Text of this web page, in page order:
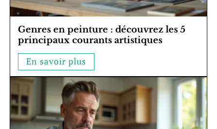
Genres en peinture : découvrez les 5
principaux courants artistiques
En savoir plus